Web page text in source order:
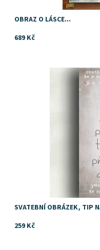
OBRAZ O LÁSCE...
689 Kč
Dostupnost: Skladem
SVATEBNÍ OBRÁZEK, TIP
259 Kč